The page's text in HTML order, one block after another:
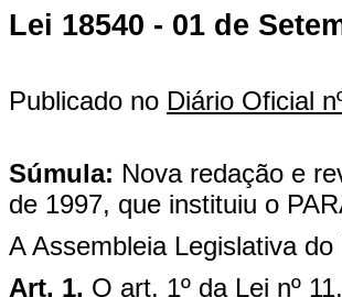
Lei 18540 - 01 de
Publicado no Diário Oficial
Súmula: Nova redação e
de 1997, que instituiu o
A Assembleia Legislativa
Art. 1. O art. 1º da Lei nº